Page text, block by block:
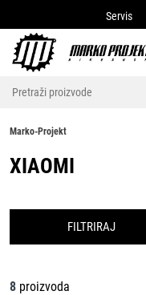
Servis
Marko-Projekt
XIAOMI
FILTRIRAJ
8 proizvoda